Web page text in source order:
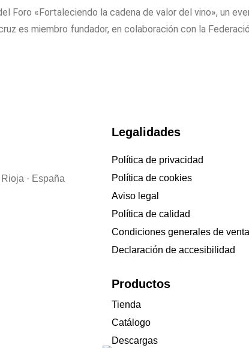
Foro «Fortaleciendo la cadena de valor del vino», un
es miembro fundador, en colaboración con la
· España
Legalidades
Política de privacidad
Política de cookies
Aviso legal
Política de calidad
Condiciones generales de venta
Declaración de accesibilidad
Productos
Tienda
Catálogo
Descargas